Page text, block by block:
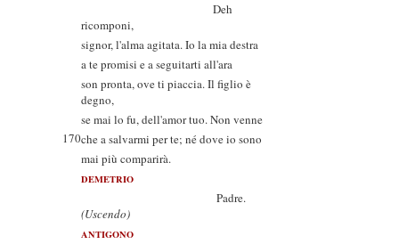
Deh
ricomponi,
signor, l'alma agitata. Io la mia destra
a te promisi e a seguitarti all'ara
son pronta, ove ti piaccia. Il figlio è
degno,
se mai lo fu, dell'amor tuo. Non venne
170che a salvarmi per te; né dove io sono
mai più comparirà.
DEMETRIO
Padre.
(Uscendo)
ANTIGONO